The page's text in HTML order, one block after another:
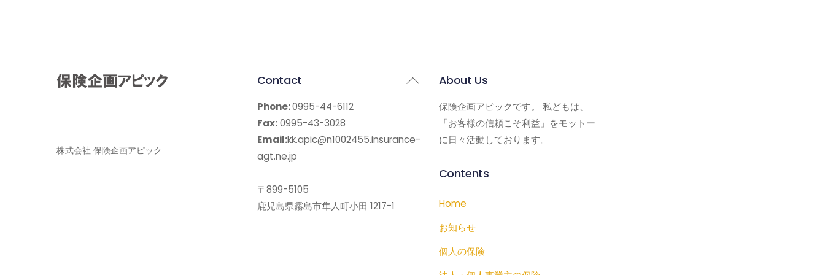
Back
株式会社 保険企画アピック
Contact
Phone:0995-44-6112
Fax:0995-43-3028
Email:kk.apic@n1002455.insurance-
agt.ne.jp
〒899-5105
鹿児島県霧島市隼人町小田 1217-1
About Us
保険企画アピックです。 私どもは、
「お客様の信頼こそ利益」をモットー
に日々活動しております。
Contents
Home
お知らせ
個人の保険